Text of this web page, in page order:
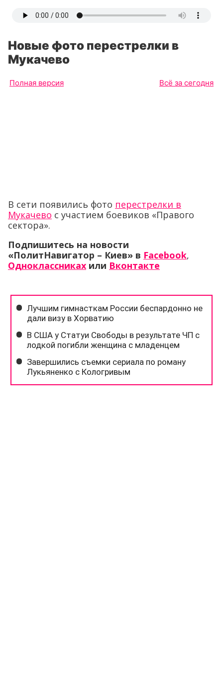
Новые фото перестрелки в
Мукачево
Полная версия Всё за сегодня
В сети появились фото перестрелки в
Мукачево с участием боевиков «Правого
сектора».
Подпишитесь на новости
«ПолитНавигатор – Киев» в Facebook,
Одноклассниках или Вконтакте